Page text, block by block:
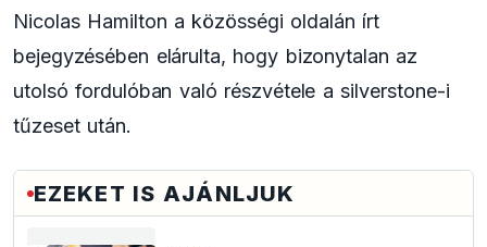
Nicolas Hamilton a közösségi oldalán írt
bejegyzésében elárulta, hogy bizonytalan az
utolsó fordulóban való részvétele a silverstone-i
tűzeset után.
EZEKET IS AJÁNLJUK